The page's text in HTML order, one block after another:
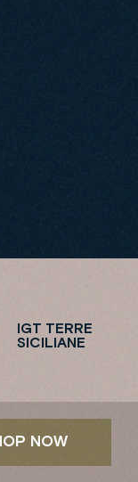
IGT TERRE
SICILIANE
OP NOW